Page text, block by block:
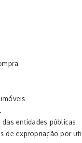
entidades públicas
de expropriação por